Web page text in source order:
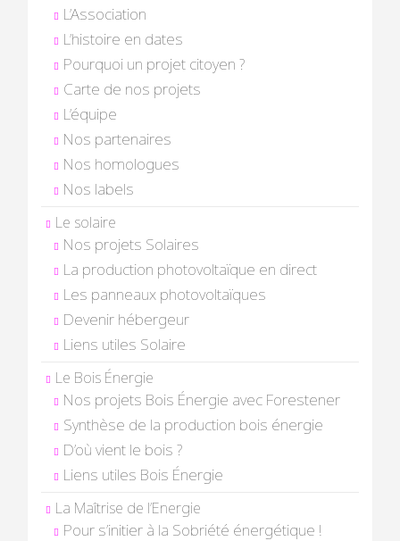
L’Association
L’histoire en dates
Pourquoi un projet citoyen ?
Carte de nos projets
L’équipe
Nos partenaires
Nos homologues
Nos labels
Le solaire
Nos projets Solaires
La production photovoltaïque en direct
Les panneaux photovoltaïques
Devenir hébergeur
Liens utiles Solaire
Le Bois Énergie
Nos projets Bois Énergie avec Forestener
Synthèse de la production bois énergie
D’où vient le bois ?
Liens utiles Bois Énergie
La Maîtrise de l’Energie
Pour s’initier à la Sobriété énergétique !